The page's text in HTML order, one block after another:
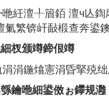
紝澶╀篃銆 澶ч亾鍧
氭繁锛屽敮椴查奔
杈颁竴鍗佷竴
涓鍦熻憲涓昏掔殑
鑰咃細鍙傚ぉ鑻规灉